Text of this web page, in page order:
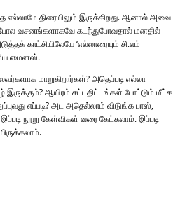
எல்லாமே திரையிலும் இருக்கிறது. ஆனால் அவை
போல வசனங்களாகவே கடந்துபோவதால் மனதில்
காட்சியிலேயே ‘எல்லாரையும் சி.எம்
மைனஸ்.
மாறுகிறார்கள்? அதெப்படி எல்லா
இருக்கும்? ஆயிரம் சட்டதிட்டங்கள் போட்டும் மீட்க
எப்படி? அட அதெல்லாம் விடுங்க பாஸ்,
நூறு கேள்விகள் வரை கேட்கலாம். இப்படி